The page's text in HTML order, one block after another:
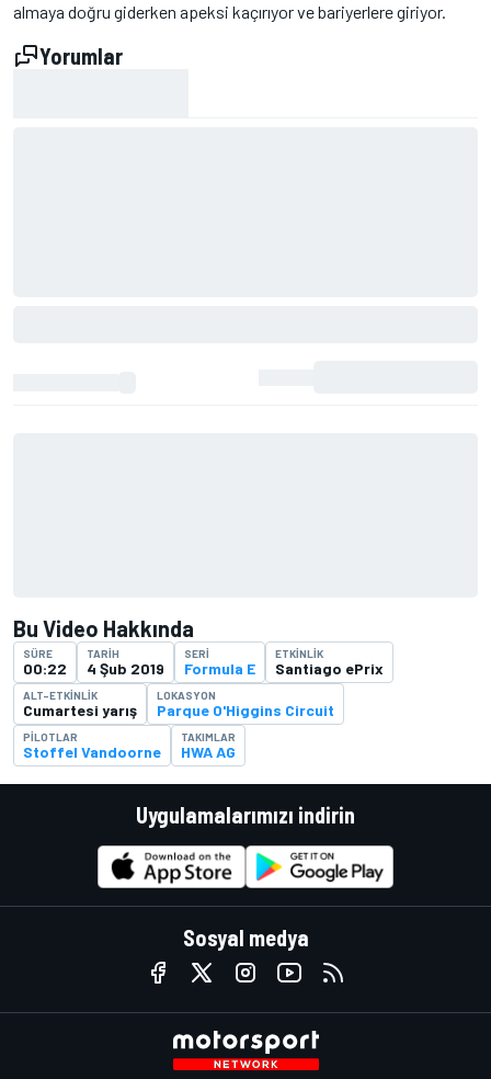
almaya doğru giderken apeksi kaçırıyor ve bariyerlere giriyor.
Yorumlar
Bu Video Hakkında
SÜRE
00:22
TARIH
4 Şub 2019
SERI
Formula E
ETKINLIK
Santiago ePrix
ALT-ETKINLIK
Cumartesi yarış
LOKASYON
Parque O'Higgins Circuit
PILOTLAR
Stoffel Vandoorne
TAKIMLAR
HWA AG
Uygulamalarımızı indirin
Sosyal medya